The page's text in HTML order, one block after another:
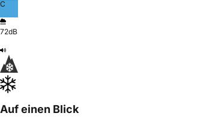
C
72dB
Auf einen Blick